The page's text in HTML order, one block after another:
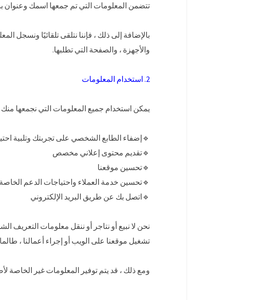
تتضمن المعلومات التي تم جمعها اسمك وعنوان
والأجهزة ، والصفحة التي تطلبها.
2. استخدام المعلومات
يمكن استخدام جميع المعلومات التي نجمعها
🔹إضفاء الطابع الشخصي على تجربتك وتلبية
🔹تقديم محتوى إعلاني مخصص
🔹تحسين موقعنا
🔹تحسين خدمة العملاء واحتياجات الدعم
🔹اتصل بك عن طريق البريد الإلكتروني
نحن لا نبيع أو نتاجر أو ننقل معلومات التعريف
تشغيل موقعنا على الويب أو إجراء أعمالنا ،
ومع ذلك ، قد يتم توفير المعلومات غير الخاصة